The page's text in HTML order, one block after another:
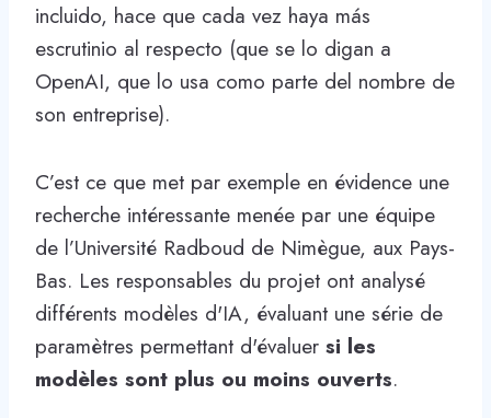
incluido, hace que cada vez haya más
escrutinio al respecto (que se lo digan a
OpenAI, que lo usa como parte del nombre de
son entreprise).
C’est ce que met par exemple en évidence une
recherche intéressante menée par une équipe
de l’Université Radboud de Nimègue, aux Pays-
Bas. Les responsables du projet ont analysé
différents modèles d'IA, évaluant une série de
paramètres permettant d'évaluer si les
modèles sont plus ou moins ouverts.